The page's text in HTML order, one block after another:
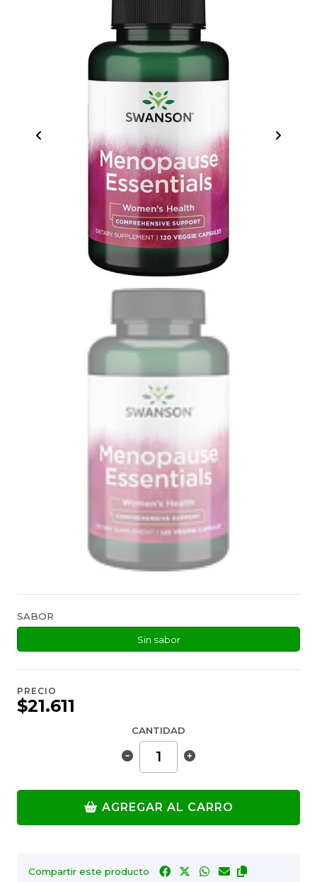
SABOR
Sin sabor
PRECIO
$21.611
CANTIDAD
AGREGAR AL CARRO
Compartir este producto